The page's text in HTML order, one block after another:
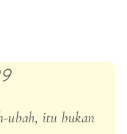
ubah, itu bukan